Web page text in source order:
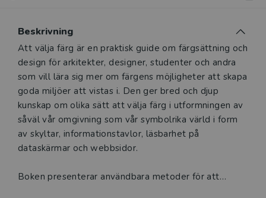
Beskrivning
Beskrivning
Att välja färg är en praktisk guide om färgsättning och
design för arkitekter, designer, studenter och andra
som vill lära sig mer om färgens möjligheter att skapa
goda miljöer att vistas i. Den ger bred och djup
kunskap om olika sätt att välja färg i utformningen av
såväl vår omgivning som vår symbolrika värld i form
av skyltar, informationstavlor, läsbarhet på
dataskärmar och webbsidor.
Boken presenterar användbara metoder för att